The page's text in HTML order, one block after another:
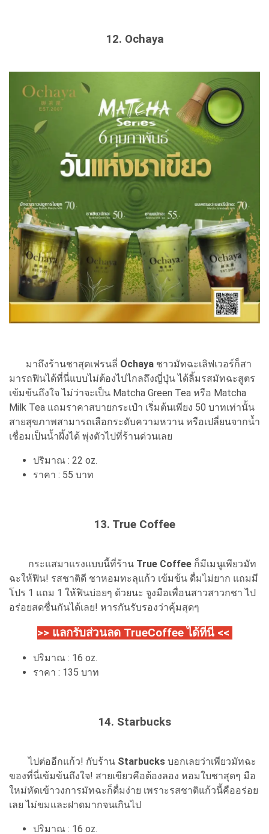
12. Ochaya
มาถึงร้านชาสุดเฟรนลี่ Ochaya ชาวมัทฉะเลิฟเวอร์ก็สา
มารถฟินได้ที่นี่แบบไม่ต้องไปไกลถึงญี่ปุ่น ได้ลิ้มรสมัทฉะสูตร
เข้มข้นถึงใจ ไม่ว่าจะเป็น Matcha Green Tea หรือ Matcha
Milk Tea แถมราคาสบายกระเป๋า เริ่มต้นเพียง 50 บาทเท่านั้น
สายสุขภาพสามารถเลือกระดับความหวาน หรือเปลี่ยนจากน้ำ
เชื่อมเป็นน้ำผึ้งได้ พุ่งตัวไปที่ร้านด่วนเลย
ปริมาณ : 22 oz.
ราคา : 55 บาท
13. True Coffee
กระแสมาแรงแบบนี้ที่ร้าน True Coffee ก็มีเมนูเพียวมัท
ฉะให้ฟิน! รสชาติดี ชาหอมทะลุแก้ว เข้มข้น ดื่มไม่ยาก แถมมี
โปร 1 แถม 1 ให้ฟินบ่อยๆ ด้วยนะ จูงมือเพื่อนสาวสาวกชา ไป
อร่อยสดชื่นกันได้เลย! หารกันรับรองว่าคุ้มสุดๆ
>> แลกรับส่วนลด TrueCoffee ได้ที่นี่ <<
ปริมาณ : 16 oz.
ราคา : 135 บาท
14. Starbucks
ไปต่ออีกแก้ว! กับร้าน Starbucks บอกเลยว่าเพียวมัทฉะ
ของที่นี่เข้มข้นถึงใจ! สายเขียวคือต้องลอง หอมใบชาสุดๆ มือ
ใหม่หัดเข้าวงการมัทฉะก็ดื่มง่าย เพราะรสชาติแก้วนี้คืออร่อย
เลย ไม่ขมและฝาดมากจนเกินไป
ปริมาณ : 16 oz.